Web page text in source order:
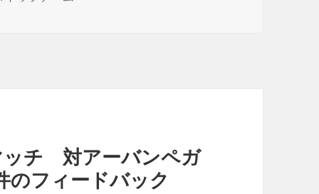
ッチ 対アーバンペガ
のフィードバック